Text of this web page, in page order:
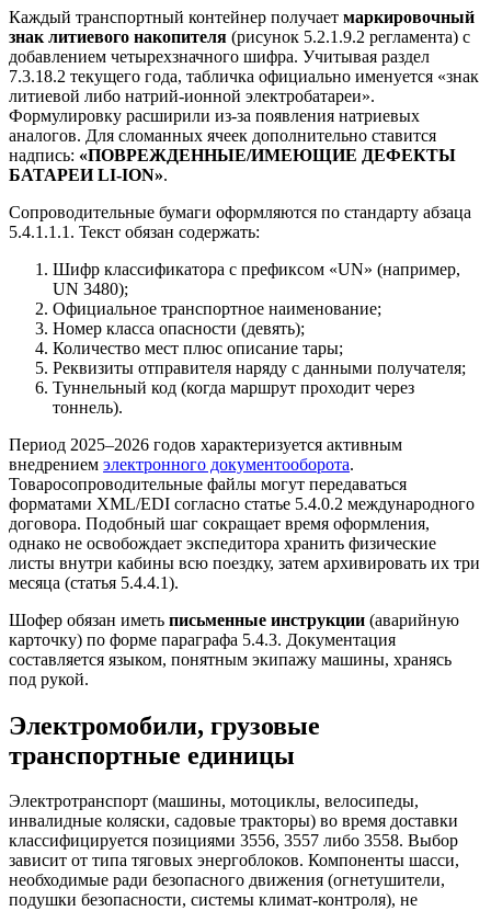
Каждый транспортный контейнер получает маркировочный
знак литиевого накопителя (рисунок 5.2.1.9.2 регламента) с
добавлением четырехзначного шифра. Учитывая раздел
7.3.18.2 текущего года, табличка официально именуется «знак
литиевой либо натрий-ионной электробатареи».
Формулировку расширили из-за появления натриевых
аналогов. Для сломанных ячеек дополнительно ставится
надпись: «ПОВРЕЖДЕННЫЕ/ИМЕЮЩИЕ ДЕФЕКТЫ
БАТАРЕИ LI-ION».
Сопроводительные бумаги оформляются по стандарту абзаца
5.4.1.1.1. Текст обязан содержать:
Шифр классификатора с префиксом «UN» (например,
UN 3480);
Официальное транспортное наименование;
Номер класса опасности (девять);
Количество мест плюс описание тары;
Реквизиты отправителя наряду с данными получателя;
Туннельный код (когда маршрут проходит через
тоннель).
Период 2025–2026 годов характеризуется активным
внедрением электронного документооборота.
Товаросопроводительные файлы могут передаваться
форматами XML/EDI согласно статье 5.4.0.2 международного
договора. Подобный шаг сокращает время оформления,
однако не освобождает экспедитора хранить физические
листы внутри кабины всю поездку, затем архивировать их три
месяца (статья 5.4.4.1).
Шофер обязан иметь письменные инструкции (аварийную
карточку) по форме параграфа 5.4.3. Документация
составляется языком, понятным экипажу машины, хранясь
под рукой.
Электромобили, грузовые
транспортные единицы
Электротранспорт (машины, мотоциклы, велосипеды,
инвалидные коляски, садовые тракторы) во время доставки
классифицируется позициями 3556, 3557 либо 3558. Выбор
зависит от типа тяговых энергоблоков. Компоненты шасси,
необходимые ради безопасного движения (огнетушители,
подушки безопасности, системы климат-контроля), не